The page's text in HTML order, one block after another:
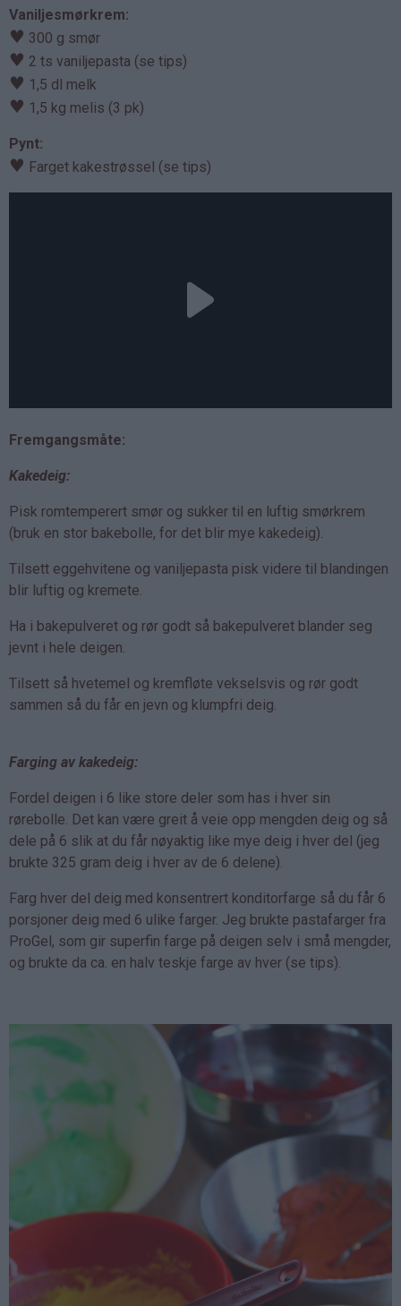
Vaniljesmørkrem:
♥ 300 g smør
♥ 2 ts vaniljepasta (se tips)
♥ 1,5 dl melk
♥ 1,5 kg melis (3 pk)
Pynt:
♥ Farget kakestrøssel (se tips)
Fremgangsmåte:
Kakedeig:
Pisk romtemperert smør og sukker til en luftig smørkrem
(bruk en stor bakebolle, for det blir mye kakedeig).
Tilsett eggehvitene og vaniljepasta pisk videre til blandingen
blir luftig og kremete.
Ha i bakepulveret og rør godt så bakepulveret blander seg
jevnt i hele deigen.
Tilsett så hvetemel og kremfløte vekselsvis og rør godt
sammen så du får en jevn og klumpfri deig.
Farging av kakedeig:
Fordel deigen i 6 like store deler som has i hver sin
rørebolle. Det kan være greit å veie opp mengden deig og så
dele på 6 slik at du får nøyaktig like mye deig i hver del (jeg
brukte 325 gram deig i hver av de 6 delene).
Farg hver del deig med konsentrert konditorfarge så du får 6
porsjoner deig med 6 ulike farger. Jeg brukte pastafarger fra
ProGel, som gir superfin farge på deigen selv i små mengder,
og brukte da ca. en halv teskje farge av hver (se tips).